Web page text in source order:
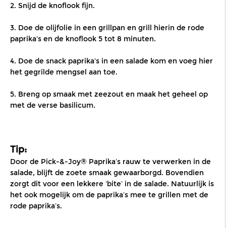
2. Snijd de knoflook fijn.
3. Doe de olijfolie in een grillpan en grill hierin de rode
paprika's en de knoflook 5 tot 8 minuten.
4. Doe de snack paprika's in een salade kom en voeg hier
het gegrilde mengsel aan toe.
5. Breng op smaak met zeezout en maak het geheel op
met de verse basilicum.
Tip:
Door de Pick-&-Joy® Paprika’s rauw te verwerken in de
salade, blijft de zoete smaak gewaarborgd. Bovendien
zorgt dit voor een lekkere ‘bite’ in de salade. Natuurlijk is
het ook mogelijk om de paprika’s mee te grillen met de
rode paprika’s.